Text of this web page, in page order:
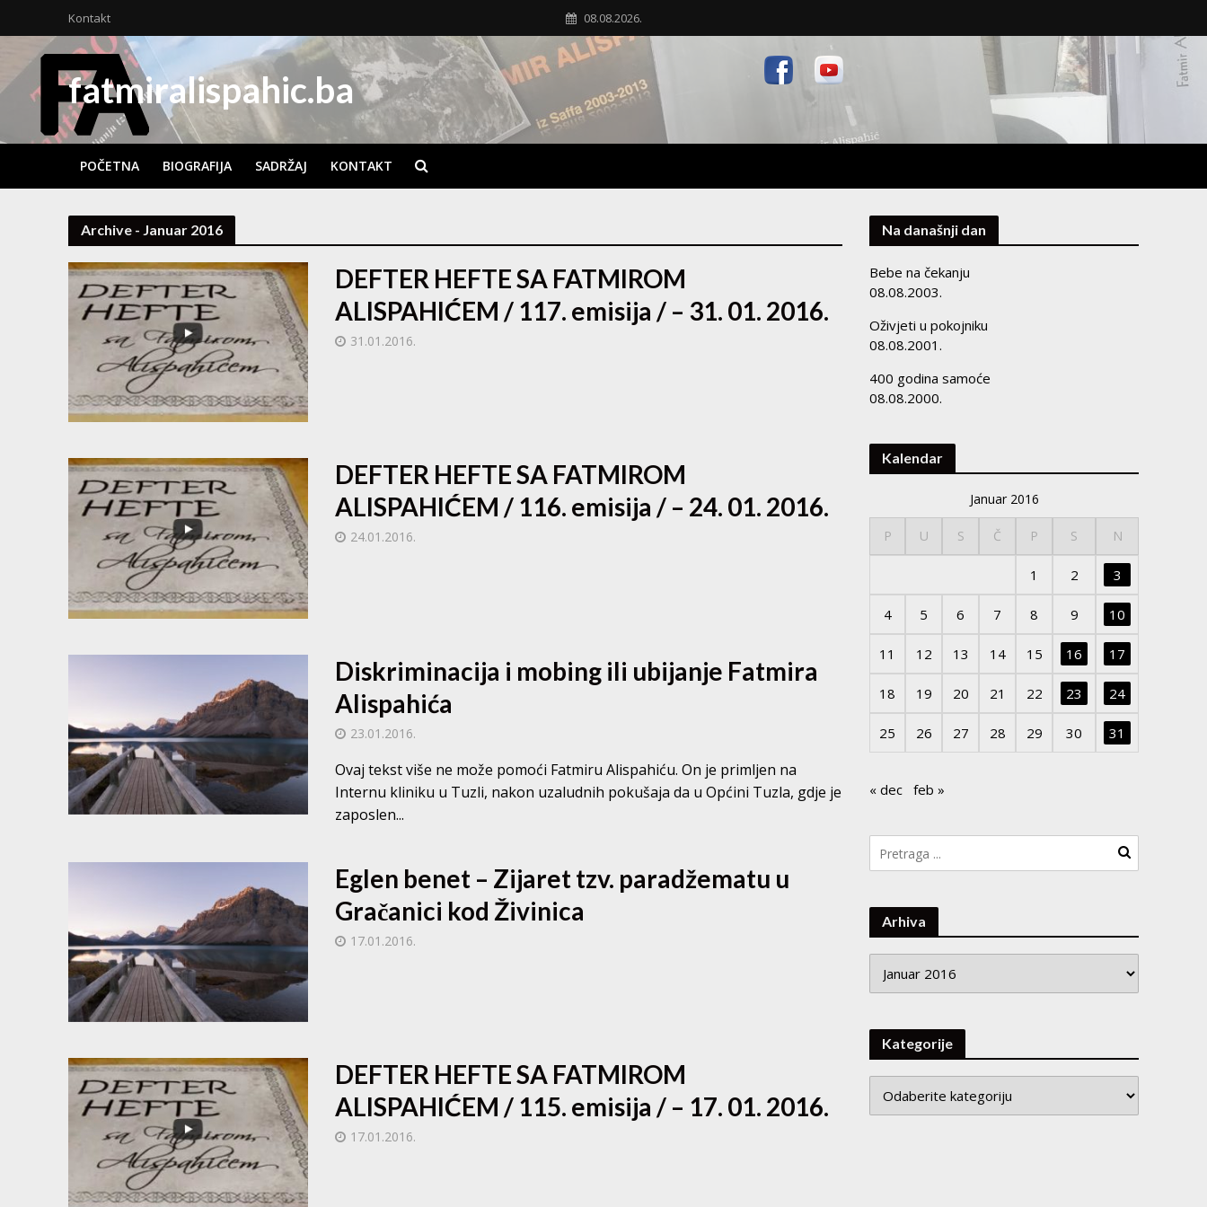
Kontakt 08.08.2026.
fatmiralispahic.ba
POČETNA BIOGRAFIJA SADRŽAJ KONTAKT
Archive - Januar 2016
DEFTER HEFTE SA FATMIROM
ALISPAHIĆEM / 117. emisija / – 31. 01. 2016.
31.01.2016.
DEFTER HEFTE SA FATMIROM
ALISPAHIĆEM / 116. emisija / – 24. 01. 2016.
24.01.2016.
Diskriminacija i mobing ili ubijanje Fatmira
Alispahića
23.01.2016.
Ovaj tekst više ne može pomoći Fatmiru Alispahiću. On je primljen na
Internu kliniku u Tuzli, nakon uzaludnih pokušaja da u Općini Tuzla, gdje je
zaposlen...
Eglen benet – Zijaret tzv. paradžematu u
Gračanici kod Živinica
17.01.2016.
DEFTER HEFTE SA FATMIROM
ALISPAHIĆEM / 115. emisija / – 17. 01. 2016.
17.01.2016.
Na današnji dan
Bebe na čekanju
08.08.2003.
Oživjeti u pokojniku
08.08.2001.
400 godina samoće
08.08.2000.
Kalendar
Januar 2016
P U S Č P S N
1 2 3
4 5 6 7 8 9 10
11 12 13 14 15 16 17
18 19 20 21 22 23 24
25 26 27 28 29 30 31
« dec feb »
Arhiva
Kategorije